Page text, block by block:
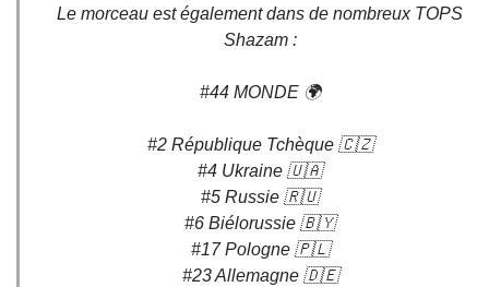
Le morceau est également dans de nombreux TOPS
Shazam :
#44 MONDE 🌍
#2 République Tchèque 🇨🇿
#4 Ukraine 🇺🇦
#5 Russie 🇷🇺
#6 Biélorussie 🇧🇾
#17 Pologne 🇵🇱
#23 Allemagne 🇩🇪